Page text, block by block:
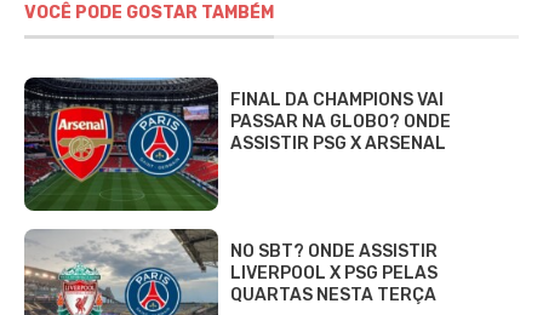
VOCÊ PODE GOSTAR TAMBÉM
FINAL DA CHAMPIONS VAI
PASSAR NA GLOBO? ONDE
ASSISTIR PSG X ARSENAL
NO SBT? ONDE ASSISTIR
LIVERPOOL X PSG PELAS
QUARTAS NESTA TERÇA